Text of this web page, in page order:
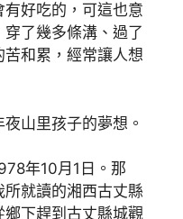
好吃的，可這也意
了幾多條溝、過了
和累，經常讓人想
山里孩子的夢想。
年10月1日。那
就讀的湘西古丈縣
下趕到古丈縣城觀